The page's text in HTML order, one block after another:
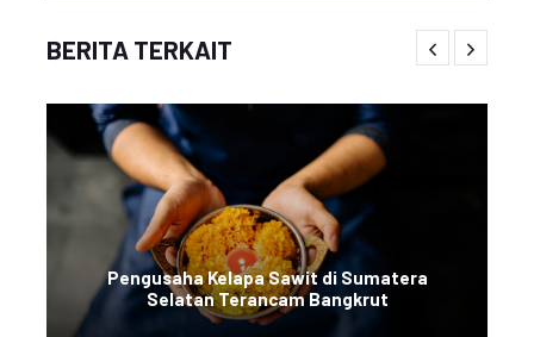
BERITA TERKAIT
Pengusaha Kelapa Sawit di Sumatera
Selatan Terancam Bangkrut